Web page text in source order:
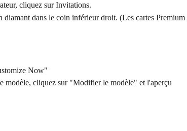
cliquez sur Invitations.
diamant dans le coin inférieur droit. (Les cartes Premium
Now"
modèle, cliquez sur "Modifier le modèle" et l'aperçu